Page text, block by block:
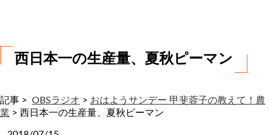
西日本一の生産量、夏秋ピーマン
記事 > OBSラジオ > おはようサンデー 甲斐蓉子の教えて！農
業 > 西日本一の生産量、夏秋ピーマン